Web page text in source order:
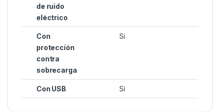
de ruido
eléctrico
Con
protección
contra
sobrecarga
Si
Con USB Si